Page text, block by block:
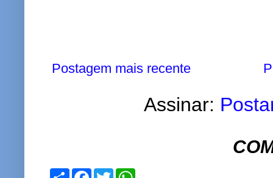
Postagem mais recente
Assinar:
S F T